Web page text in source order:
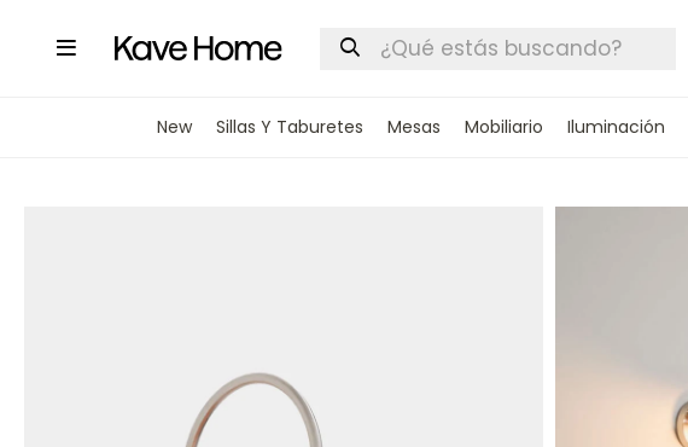

New Sillas Y Taburetes Mesas Mobiliario Iluminación